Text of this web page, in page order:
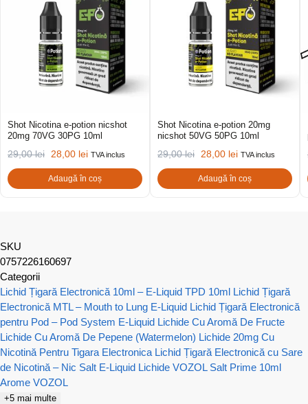
Shot Nicotina e-potion nicshot
20mg 70VG 30PG 10ml
29,00lei 28,00 lei TVA inclus
Adaugă în coș
Shot Nicotina e-potion 20mg
nicshot 50VG 50PG 10ml
29,00lei 28,00 lei TVA inclus
Adaugă în coș
SKU
0757226160697
Categorii
Lichid Țigară Electronică 10ml – E-Liquid TPD 10ml Lichid Țigară
Electronică MTL – Mouth to Lung E-Liquid Lichid Țigară Electronică
pentru Pod – Pod System E-Liquid Lichide Cu Aromă De Fructe
Lichide Cu Aromă De Pepene (Watermelon) Lichide 20mg Cu
Nicotină Pentru Tigara Electronica Lichid Țigară Electronică cu Sare
de Nicotină – Nic Salt E-Liquid Lichide VOZOL Salt Prime 10ml
Arome VOZOL
+5 mai multe